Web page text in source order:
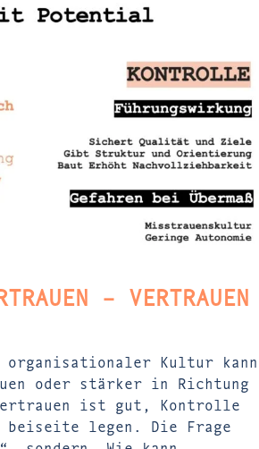
– VERTRAUEN
organisationaler Kultur kann
oder stärker in Richtung
ist gut, Kontrolle
legen. Die Frage